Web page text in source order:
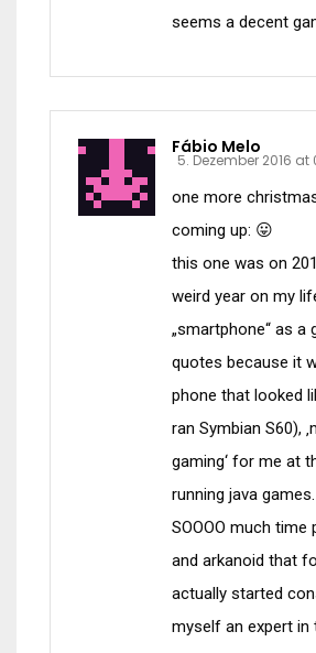
seems a decent
Fábio Melo
5. Dezember 2016 at
one more
coming up: 😛
this one was on
weird year on my
„smartphone“ as a
quotes because it
phone that looked
ran Symbian S60),
gaming‘ for me at
running java
SOOOO much time
and arkanoid that
actually started
myself an expert in